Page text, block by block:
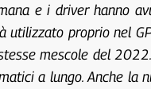
e i driver hanno
utilizzato proprio nel
mescole del
a lungo. Anche